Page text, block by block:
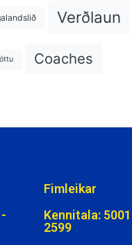
Verðlaun
Coaches
Fimleikar
Kennitala:
2599